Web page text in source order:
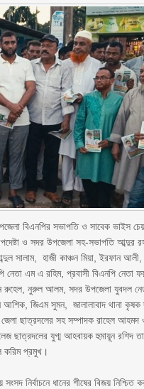
বিএনপির সভাপতি ও সাবেক ভাইস
ও সদর উপজেলা সহ-সভাপতি আব্দুর
সালাম, হাজী কাঞ্চন মিয়া, ইরফান
এম এ রহিম, প্রবাসী বিএনপি
রুহেল, নুরুল আলম, সদর উপজেলা যুবদল
জিএম সুমন, জালালাবাদ থানা
ছাত্রদলের সহ সম্পাদক রাহেল
ছাত্রদলের যুগ্ম আহবায়ক হুমায়ূন রশিদ
করিম প্রমুখ।
নির্বাচনে ধানের শীষের বিজয় নিশ্চিত